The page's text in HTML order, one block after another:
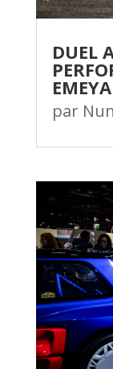
DUEL
par